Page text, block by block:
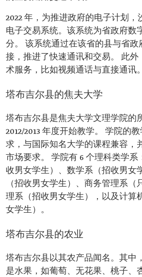
2022 年，为推进政府的电子计划，
电子交易系统。该系统为省政府数
分。 该系统通过在该省的县与省政
接，推进了快速通讯和交易。 此外
术服务，比如视频通话与直接通讯。
塔布吉尔县的焦夫大学
塔布吉尔县是焦夫大学文理学院的
2012/2013 年度开始教学。 学院的
求，与国际知名大学的课程兼容，
市场要求。 学院有 6 个理科类学系
收男女学生）、数学系（招收男女
（招收男女学生）、商务管理系（
理系（招收男女学生），以及计算
女学生）。
塔布吉尔县的农业
塔布吉尔县以其农产品闻名。其中
是水果，如葡萄、无花果、桃子、